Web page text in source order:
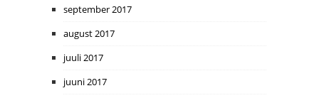
september 2017
august 2017
juuli 2017
juuni 2017